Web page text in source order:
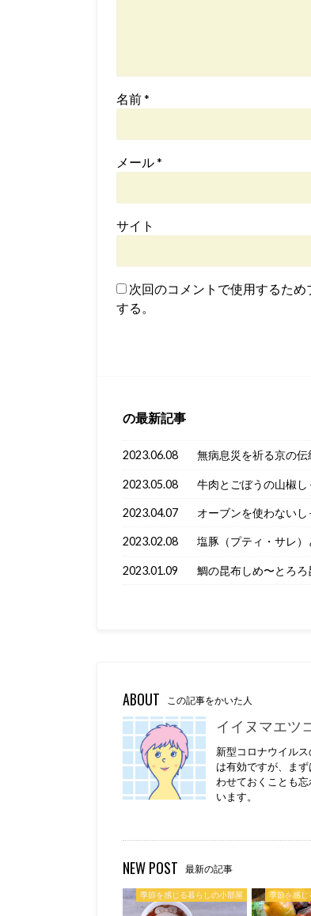
名前*
メール*
サイト
次回のコメントで使用するた
する。
の最新記事
2023.06.08 無病息災を祈る京の伝
2023.05.08 牛肉とごぼうの山椒し
2023.04.07 オーブンを使わない
2023.02.08 塩豚（プティ・サレ
2023.01.09 鯛の昆布しめ〜とろろ
ABOUT この記事をかいた人
イイヌマエツ
新型コロナウイル
は有効ですが、ま
わせておくことも
います。
NEW POST 最新の記事
季節を感じる暮らしの小部屋 季節を感じ